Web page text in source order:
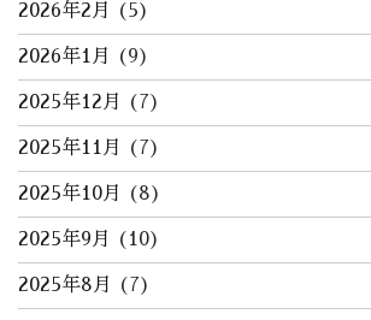
2026年2月 (5)
2026年1月 (9)
2025年12月 (7)
2025年11月 (7)
2025年10月 (8)
2025年9月 (10)
2025年8月 (7)